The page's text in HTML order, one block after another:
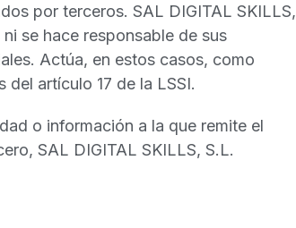
por terceros. SAL DIGITAL SKILLS,
se hace responsable de sus
Actúa, en estos casos, como
artículo 17 de la LSSI.
o información a la que remite el
SAL DIGITAL SKILLS, S.L.